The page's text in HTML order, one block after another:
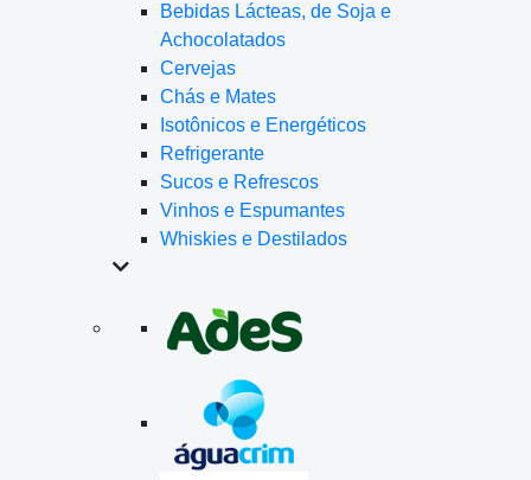
Bebidas Lácteas, de Soja e
Achocolatados
Cervejas
Chás e Mates
Isotônicos e Energéticos
Refrigerante
Sucos e Refrescos
Vinhos e Espumantes
Whiskies e Destilados